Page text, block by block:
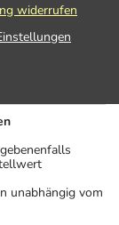
widerrufen
unabhängig vom